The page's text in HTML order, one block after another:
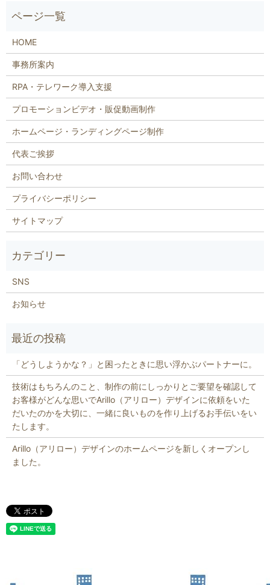
HOME
事務所案内
RPA・テレワーク導入支援
プロモーションビデオ・販促動画制作
ホームページ・ランディングページ制作
代表ご挨拶
お問い合わせ
プライバシーポリシー
サイトマップ
SNS
お知らせ
「どうしようかな？」と困ったときに思い浮かぶパートナーに。
技術はもちろんのこと、制作の前にしっかりとご要望を確認して
お客様がどんな思いでArillo（アリロー）デザインに依頼をいた
だいたのかを大切に、一緒に良いものを作り上げるお手伝いをい
たします。
Arillo（アリロー）デザインのホームページを新しくオープンし
ました。